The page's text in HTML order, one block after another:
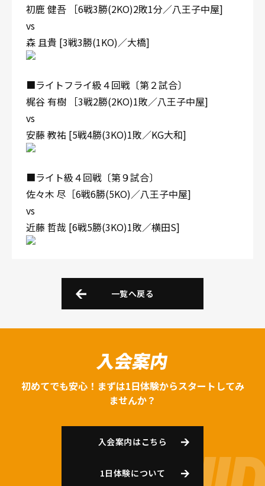
初鹿 健吾 ［6戦3勝(2KO)2敗1分／八王子中屋]
vs
森 且貴 [3戦3勝(1KO)／大橋]
■ライトフライ級４回戦〔第２試合〕
梶谷 有樹 ［3戦2勝(2KO)1敗／八王子中屋]
vs
安藤 教祐 [5戦4勝(3KO)1敗／KG大和]
■ライト級４回戦〔第９試合〕
佐々木 尽［6戦6勝(5KO)／八王子中屋]
vs
近藤 哲哉 [6戦5勝(3KO)1敗／横田S]
一覧へ戻る
入会案内
初めてでも安心！まずは1日体験からスタートしてみ
ませんか？
入会案内はこちら
1日体験について